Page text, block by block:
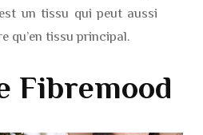
un tissu qui peut aussi
qu’en tissu principal.
Fibremood